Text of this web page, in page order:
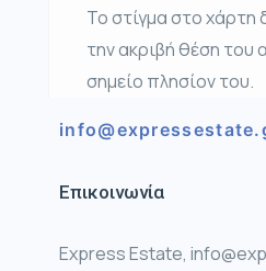
Το στίγμα στο χάρτη
την ακριβή θέση του
σημείο πλησίον του.
Επικοινωνία
Express Estate,